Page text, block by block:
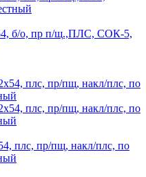
б/о, пр п/щ.,ПЛС, СОК-5,
плс, пр/пщ, накл/плс, по